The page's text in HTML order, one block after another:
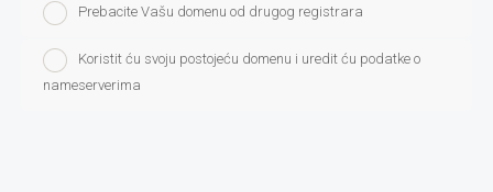
Prebacite Vašu domenu od drugog registrara
Koristit ću svoju postojeću domenu i uredit ću podatke o
nameserverima